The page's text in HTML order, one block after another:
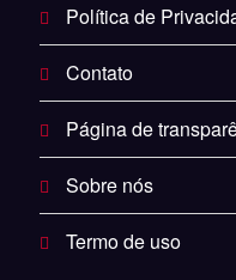
Política de
Contato
Página de
Sobre nós
Termo de uso